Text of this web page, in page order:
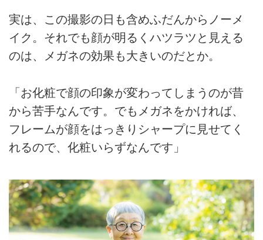
実は、この撮影の日も含めふだんからノーメ
イク。それでも顔が明るくハツラツと見える
のは、メガネの効果も大きいのだとか。
「お化粧で顔の印象が変わってしまうのが昔
から苦手なんです。でもメガネをかければ、
フレームが顔をはっきりシャープに見せてく
れるので、化粧いらずなんです」